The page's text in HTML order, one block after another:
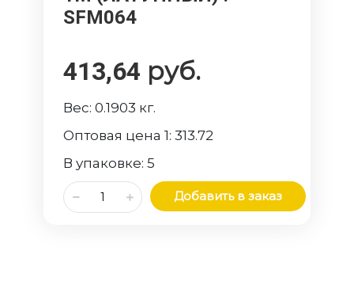
SFM064
413,64 руб.
Вес:0.1903 кг.
Оптовая цена 1:313.72
В упаковке:5
Добавить в заказ